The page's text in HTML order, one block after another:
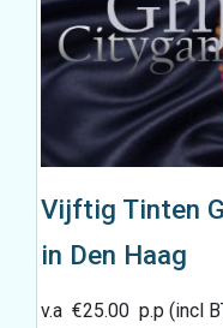
Vijftig Tinten
in Den Haag
v.a€25.00 p.p (incl